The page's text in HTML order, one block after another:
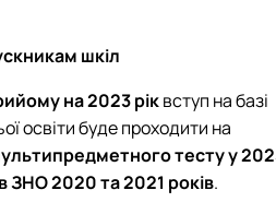
шкіл
на 2023 ріквступ на базі
освіти буде проходити на
тесту у
ЗНО 2020 та 2021 років.